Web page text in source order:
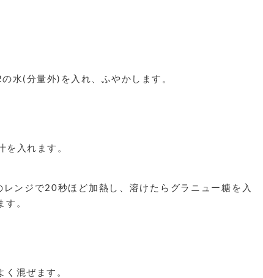
水(分量外)を入れ、ふやかします。
入れます。
ンジで20秒ほど加熱し、溶けたらグラニュー糖を入
。
混ぜます。